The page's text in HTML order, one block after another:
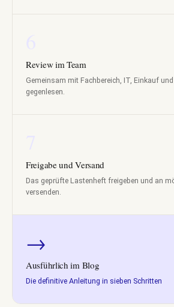
Review im Team
Gemeinsam mit Fachbereich, IT, Einkauf
gegenlesen.
Freigabe und Versand
Das geprüfte Lastenheft freigeben und an
versenden.
→
Ausführlich im Blog
Die definitive Anleitung in sieben Schritten